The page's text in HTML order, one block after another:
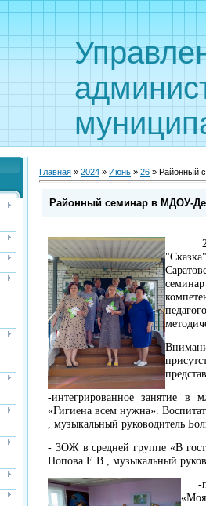
Главная » 2024 » Июнь » 26 » Районный
Районный семинар в МДОУ-
-интегрированное занятие в
«Гигиена всем нужна».
, музыкальный руководитель
- ЗОЖ в средней группе «В
Попова Е.В., музыкальный
-